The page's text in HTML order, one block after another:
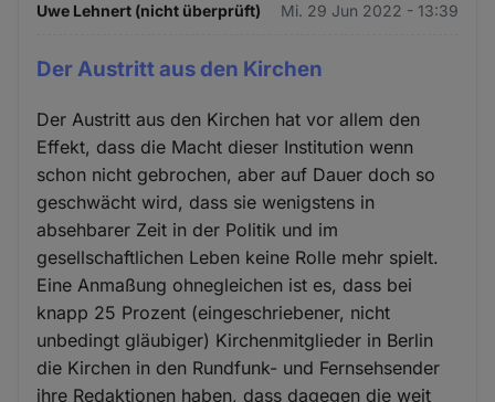
Uwe Lehnert (nicht überprüft) Mi. 29 Jun 2022 - 13:39
Der Austritt aus den Kirchen
Der Austritt aus den Kirchen hat vor allem den
Effekt, dass die Macht dieser Institution wenn
schon nicht gebrochen, aber auf Dauer doch so
geschwächt wird, dass sie wenigstens in
absehbarer Zeit in der Politik und im
gesellschaftlichen Leben keine Rolle mehr spielt.
Eine Anmaßung ohnegleichen ist es, dass bei
knapp 25 Prozent (eingeschriebener, nicht
unbedingt gläubiger) Kirchenmitglieder in Berlin
die Kirchen in den Rundfunk- und Fernsehsender
ihre Redaktionen haben, dass dagegen die weit